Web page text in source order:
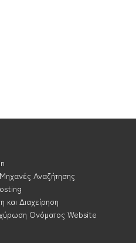
Μηχανές Αναζήτησης
Διαχείρηση
Ονόματος Website